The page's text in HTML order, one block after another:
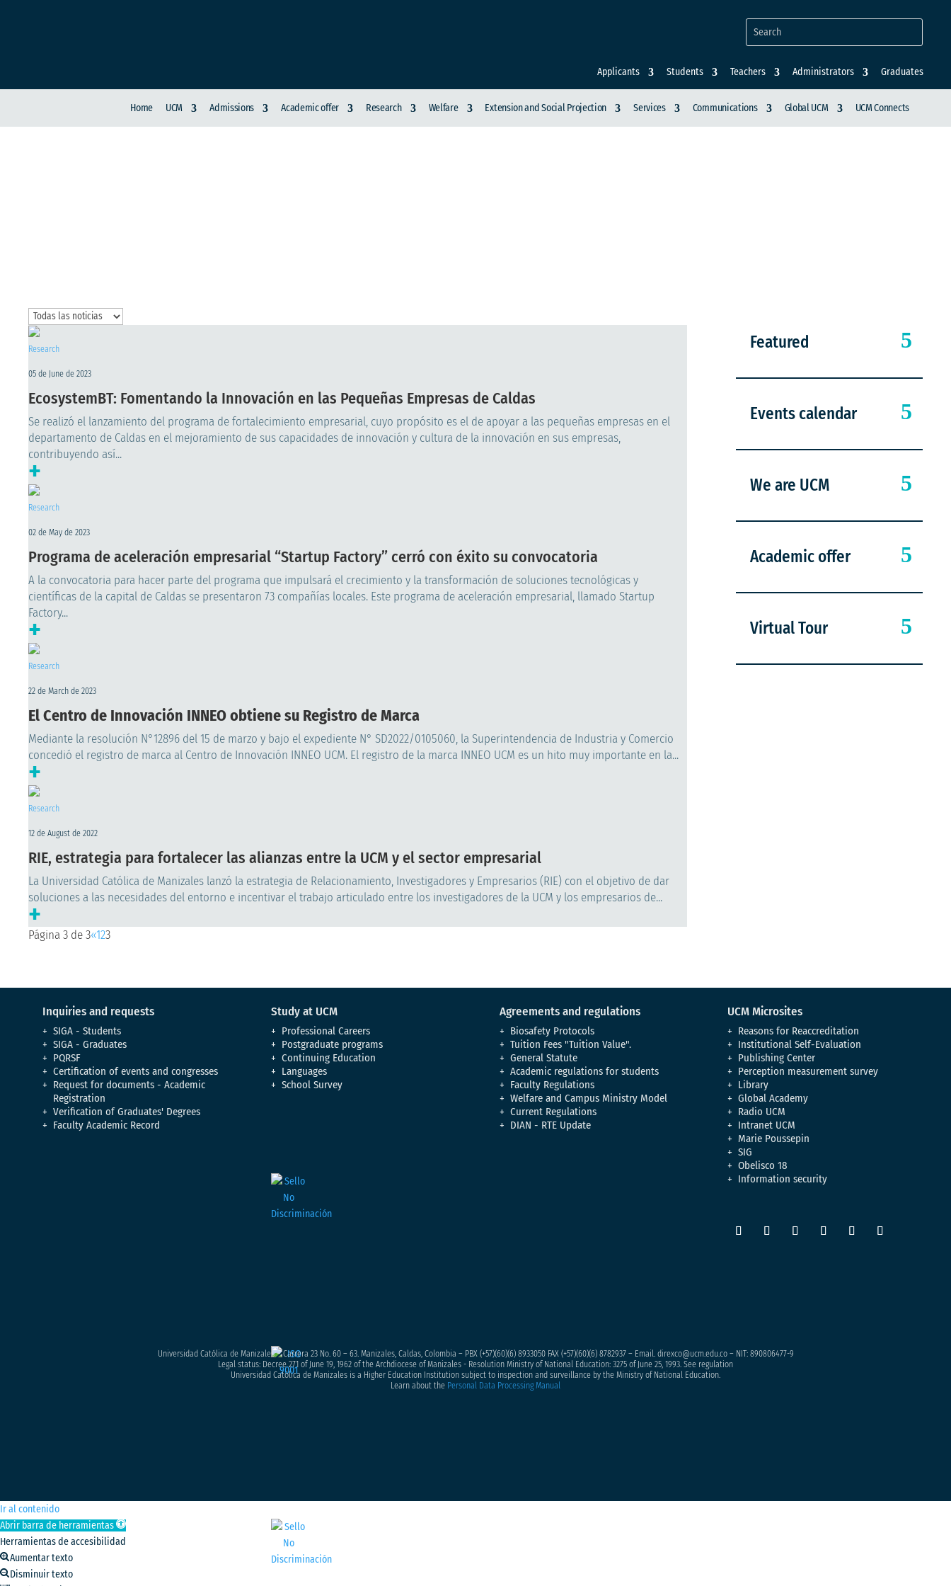
Applicants Students Teachers Administrators Graduates
Home UCM Admissions Academic offer Research Welfare Extension and Social Projection Services Communications Global UCM UCM Connects
Research
05 de June de 2023
EcosystemBT: Fomentando la Innovación en las Pequeñas Empresas de Caldas
Se realizó el lanzamiento del programa de fortalecimiento empresarial, cuyo propósito es el de apoyar a las pequeñas empresas en el
departamento de Caldas en el mejoramiento de sus capacidades de innovación y cultura de la innovación en sus empresas,
contribuyendo así...
+
Research
02 de May de 2023
Programa de aceleración empresarial “Startup Factory” cerró con éxito su convocatoria
A la convocatoria para hacer parte del programa que impulsará el crecimiento y la transformación de soluciones tecnológicas y
científicas de la capital de Caldas se presentaron 73 compañías locales. Este programa de aceleración empresarial, llamado Startup
Factory...
+
Research
22 de March de 2023
El Centro de Innovación INNEO obtiene su Registro de Marca
Mediante la resolución N°12896 del 15 de marzo y bajo el expediente N° SD2022/0105060, la Superintendencia de Industria y Comercio
concedió el registro de marca al Centro de Innovación INNEO UCM. El registro de la marca INNEO UCM es un hito muy importante en la...
+
Research
12 de August de 2022
RIE, estrategia para fortalecer las alianzas entre la UCM y el sector empresarial
La Universidad Católica de Manizales lanzó la estrategia de Relacionamiento, Investigadores y Empresarios (RIE) con el objetivo de dar
soluciones a las necesidades del entorno e incentivar el trabajo articulado entre los investigadores de la UCM y los empresarios de...
+
Página 3 de 3«123
Featured
Events calendar
We are UCM
Academic offer
Virtual Tour
Inquiries and requests
SIGA - Students
SIGA - Graduates
PQRSF
Certification of events and congresses
Request for documents - Academic
Registration
Verification of Graduates' Degrees
Faculty Academic Record
Study at UCM
Professional Careers
Postgraduate programs
Continuing Education
Languages
School Survey
Agreements and regulations
Biosafety Protocols
Tuition Fees "Tuition Value".
General Statute
Academic regulations for students
Faculty Regulations
Welfare and Campus Ministry Model
Current Regulations
DIAN - RTE Update
UCM Microsites
Reasons for Reaccreditation
Institutional Self-Evaluation
Publishing Center
Perception measurement survey
Library
Global Academy
Radio UCM
Intranet UCM
Marie Poussepin
SIG
Obelisco 18
Information security
Universidad Católica de Manizales – Carrera 23 No. 60 – 63. Manizales, Caldas, Colombia – PBX (+57)(60)(6) 8933050FAX (+57)(60)(6) 8782937 – Email. direxco@ucm.edu.co – NIT: 890806477-9
Legal status: Decree 271 of June 19, 1962 of the Archdiocese of Manizales - Resolution Ministry of National Education: 3275 of June 25, 1993. See regulation
Universidad Católica de Manizales is a Higher Education Institution subject to inspection and surveillance by the Ministry of National Education.
Learn about the Personal Data Processing Manual
Ir al contenido
Abrir barra de herramientas
Herramientas de accesibilidad
Aumentar texto
Disminuir texto